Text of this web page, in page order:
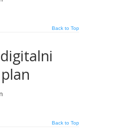
Back to Top
Back to Top